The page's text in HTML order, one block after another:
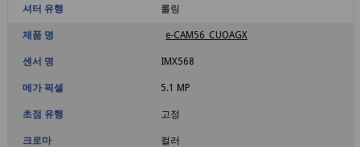
셔터 유행 롤링
제품 명 e-CAM56_CUOAGX
센서 명 IMX568
메가 픽셀 5.1 MP
초점 유행 고정
크로마 컬러